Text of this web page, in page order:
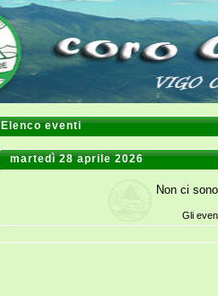
Elenco eventi
martedì 28 aprile 2026
Non ci
Gli